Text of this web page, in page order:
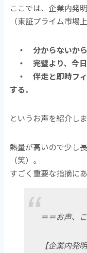
ここでは、企業内発
（東証プライム市場
・ 分からないから
・ 完璧より、今日
・ 伴走と即時フィ
する。
というお声を紹介しま
熱量が高いので少し
（笑）。
すごく重要な指摘に
＝＝お声、
【企業内発